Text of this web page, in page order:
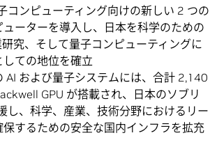
コンピューティング向けの新しい 2 つの
ューターを導入し、日本を科学のための
究、そして量子コンピューティングに
ての地位を確立
AI および量子システムには、合計 2,140
GPU が搭載され、日本のソブリ
し、科学、産業、技術分野におけるリー
するための安全な国内インフラを拡充